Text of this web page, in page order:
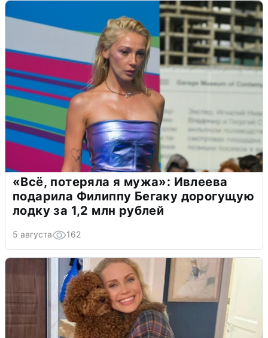
«Всё, потеряла я мужа»: Ивлеева
подарила Филиппу Бегаку дорогущую
лодку за 1,2 млн рублей
5 августа 162